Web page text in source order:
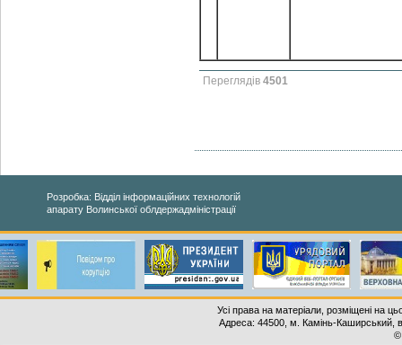
Переглядів 4501
Розробка: Відділ інформаційних технологій
апарату Волинської облдержадміністрації
Усі права на матеріали, розміщені на
Адреса: 44500, м. Камінь-Каширський,
©